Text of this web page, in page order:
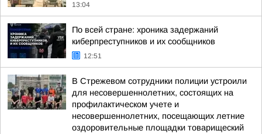
13:04
По всей стране: хроника задержаний
киберпреступников и их сообщников
12:51
В Стрежевом сотрудники полиции устроили
для несовершеннолетних, состоящих на
профилактическом учете и
несовершеннолетних, посещающих летние
оздоровительные площадки товарищеский